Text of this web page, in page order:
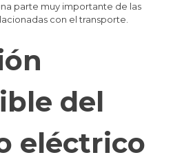
parte muy importante de las
con el transporte.
del
eléctrico